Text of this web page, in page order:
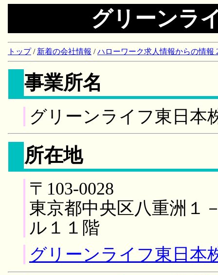
グリーンラ
トップ/ 新着の会社情報 /ハローワーク求人情報からの情報
事業所名
グリーンライフ東日本
所在地
〒103-0028
東京都中央区八重洲１
ル１１階
グリーンライフ東日本